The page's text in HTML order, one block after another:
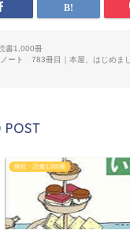
書1,000冊
ノート 783冊目｜本屋、はじめま
POST
挑戦・読書1,000冊